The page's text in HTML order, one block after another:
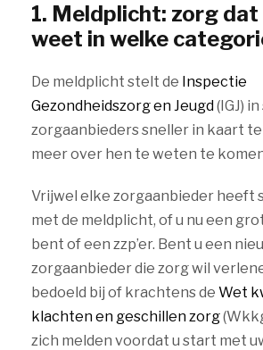
1. Meldplicht: zorg dat
weet in welke
De meldplicht stelt de Inspectie
Gezondheidszorg en Jeugd(IGJ)
zorgaanbieders sneller in kaart
meer over hen te weten te
Vrijwel elke zorgaanbieder heeft
met de meldplicht, of u nu een
bent of een zzp’er. Bent u een
zorgaanbieder die zorg wil
bedoeld bij of krachtens de Wet
klachten en geschillen zorg
zich melden voordat u start met